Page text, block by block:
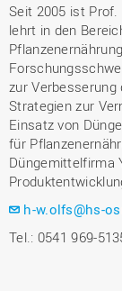
Seit 2005 ist
lehrt in den
zur Verbesserung
Strategien zur
Einsatz von
für
Düngemittelfirma
h-w.olfs@hs-
Tel.: 0541 969-